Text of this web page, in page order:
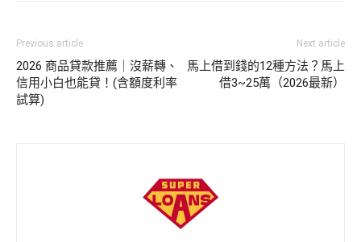
Previous article
2026 商品貸款推薦｜沒薪轉、
信用小白也能貸！(含額度利率
試算)
Next article
馬上借到錢的12種方法？馬上
借3~25萬（2026最新）